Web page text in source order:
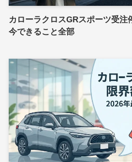
カローラクロスGRスポーツ受注
今できること全部